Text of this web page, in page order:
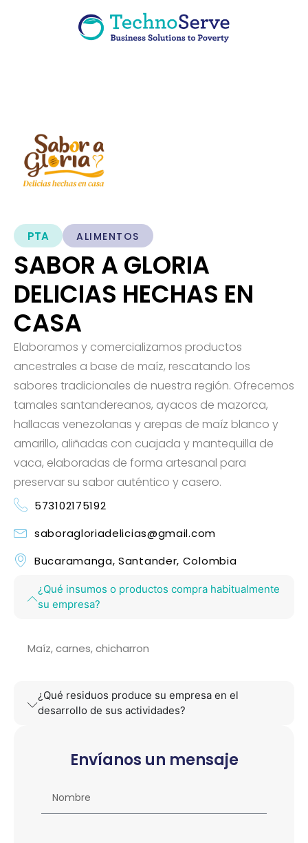
PTA ALIMENTOS
SABOR A GLORIA
DELICIAS HECHAS EN
CASA
Elaboramos y comercializamos productos
ancestrales a base de maíz, rescatando los
sabores tradicionales de nuestra región. Ofrecemos
tamales santandereanos, ayacos de mazorca,
hallacas venezolanas y arepas de maíz blanco y
amarillo, aliñadas con cuajada y mantequilla de
vaca, elaboradas de forma artesanal para
preservar su sabor auténtico y casero.
573102175192
saboragloriadelicias@gmail.com
Bucaramanga, Santander, Colombia
¿Qué insumos o productos compra habitualmente
su empresa?
Maíz, carnes, chicharron
¿Qué residuos produce su empresa en el
desarrollo de sus actividades?
Envíanos un mensaje